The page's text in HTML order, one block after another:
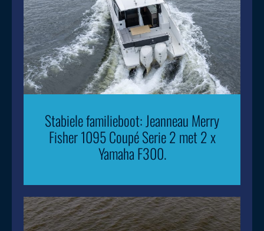
Stabiele familieboot: Jeanneau Merry
Fisher 1095 Coupé Serie 2 met 2 x
Yamaha F300.